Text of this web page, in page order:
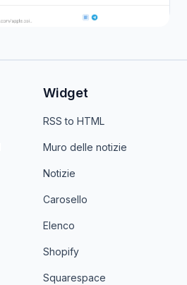
Widget
RSS to HTML
Muro delle notizie
Notizie
Carosello
Elenco
Shopify
Squarespace